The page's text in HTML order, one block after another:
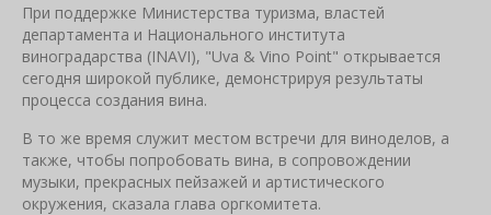
При поддержке Министерства туризма, властей
департамента и Национального института
виноградарства (INAVI), "Uva & Vino Point" открывается
сегодня широкой публике, демонстрируя результаты
процесса создания вина.
В то же время служит местом встречи для виноделов, а
также, чтобы попробовать вина, в сопровождении
музыки, прекрасных пейзажей и артистического
окружения, сказала глава оргкомитета.